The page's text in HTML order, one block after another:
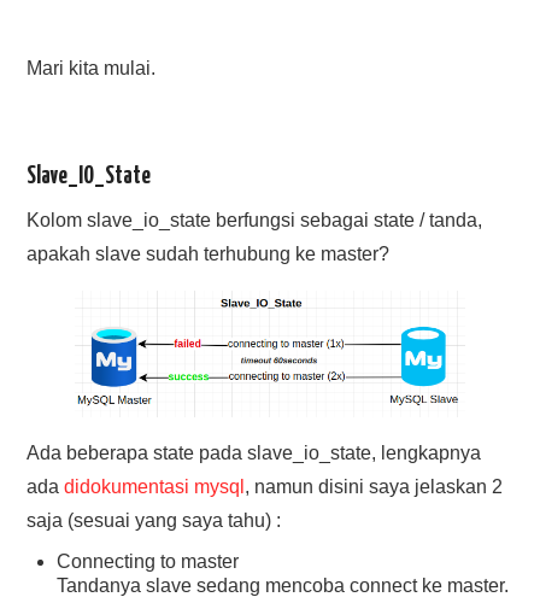
Mari kita mulai.
Slave_IO_State
Kolom slave_io_state berfungsi sebagai state / tanda,
apakah slave sudah terhubung ke master?
Ada beberapa state pada slave_io_state, lengkapnya
adadidokumentasi mysql , namun disini saya jelaskan 2
saja (sesuai yang saya tahu) :
Connecting to master
Tandanya slave sedang mencoba connect ke master.